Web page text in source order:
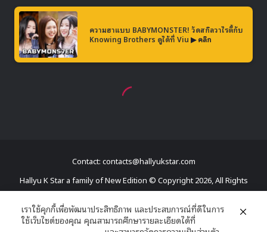
อยากเป็นได้อย่างเธอ
https://www.youtube.com/watch?v=vWaRiD5ym74
ให้กับแฟนๆในบ้านเกิดของเธอได้ฟัง รวมถึงครอบครัวของเธอ
Contact: contacts@hallyukstar.com
Hallyu K Star a family of New Edition © Copyright 2026, All Rights
Dailymotion
เราใช้คุกกี้เพื่อพัฒนาประสิทธิภาพ และประสบการณ์ที่ดีในการ
ใช้เว็บไซต์ของคุณ คุณสามารถศึกษารายละเอียดได้ที่